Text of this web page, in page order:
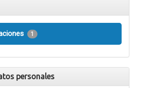
1
personales